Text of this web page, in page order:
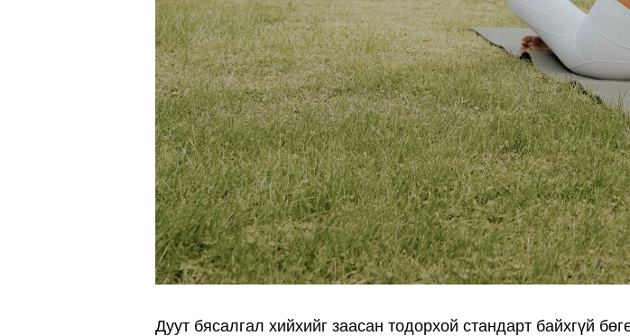
Дуут бясалгал хийхийг заасан тодорхой стандарт байхгүй